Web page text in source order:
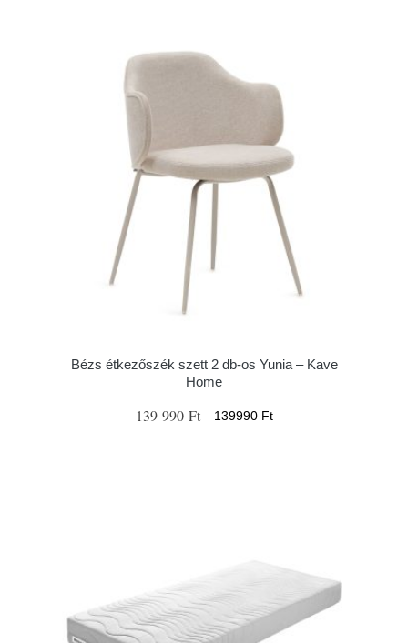
Bézs étkezőszék szett 2 db-os Yunia – Kave
Home
139 990 Ft 139990 Ft